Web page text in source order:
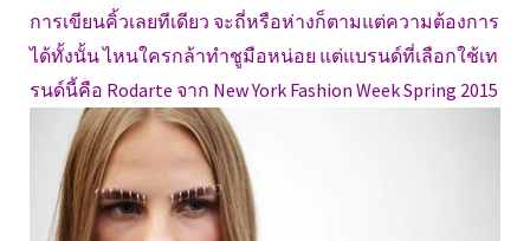
การเขียนคิ้วเลยทีเดียว จะถี่หรือห่างก็ตามแต่ความต้องการ
ได้ทั้งนั้น ไหนใครกล้าทำชูมือหน่อย แต่แบรนด์ที่เลือกใช้เท
รนด์นี้คือ Rodarte จาก New York Fashion Week Spring 2015